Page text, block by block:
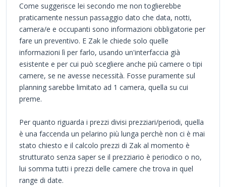
Come suggerisce lei secondo me non toglierebbe
praticamente nessun passaggio dato che data, notti,
camera/e e occupanti sono informazioni obbligatorie per
fare un preventivo. E Zak le chiede solo quelle
informazioni lì per farlo, usando un'interfaccia già
esistente e per cui può scegliere anche più camere o tipi
camere, se ne avesse necessità. Fosse puramente sul
planning sarebbe limitato ad 1 camera, quella su cui
preme.
Per quanto riguarda i prezzi divisi prezziari/periodi, quella
è una faccenda un pelarino più lunga perchè non ci è mai
stato chiesto e il calcolo prezzi di Zak al momento è
strutturato senza saper se il prezziario è periodico o no,
lui somma tutti i prezzi delle camere che trova in quel
range di date.